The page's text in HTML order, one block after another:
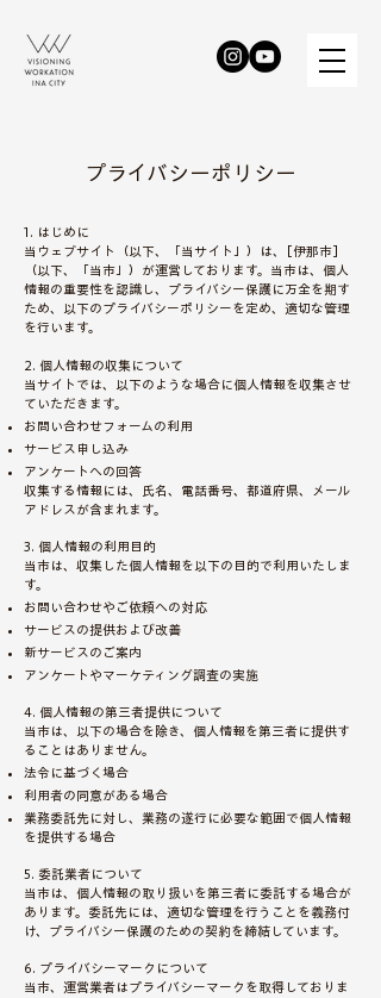
プライバシーポリシー
1. はじめに
当ウェブサイト（以下、「当サイト」）は、[伊那市]
（以下、「当市」）が運営しております。当市は、個人
情報の重要性を認識し、プライバシー保護に万全を期す
ため、以下のプライバシーポリシーを定め、適切な管理
を行います。
2. 個人情報の収集について
当サイトでは、以下のような場合に個人情報を収集させ
ていただきます。
お問い合わせフォームの利用
サービス申し込み
アンケートへの回答
収集する情報には、氏名、電話番号、都道府県、メール
アドレスが含まれます。
3. 個人情報の利用目的
当市は、収集した個人情報を以下の目的で利用いたしま
す。
お問い合わせやご依頼への対応
サービスの提供および改善
新サービスのご案内
アンケートやマーケティング調査の実施
4. 個人情報の第三者提供について
当市は、以下の場合を除き、個人情報を第三者に提供す
ることはありません。
法令に基づく場合
利用者の同意がある場合
業務委託先に対し、業務の遂行に必要な範囲で個人情報
を提供する場合
5. 委託業者について
当市は、個人情報の取り扱いを第三者に委託する場合が
あります。委託先には、適切な管理を行うことを義務付
け、プライバシー保護のための契約を締結しています。
6. プライバシーマークについて
当市、運営業者はプライバシーマークを取得しておりま